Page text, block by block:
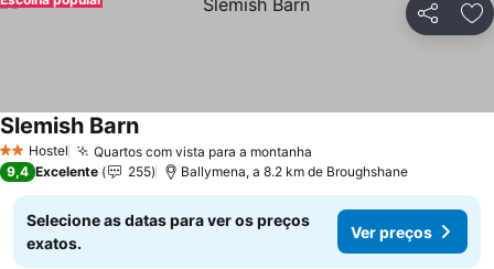
Partilhar
2 Estrelas
Hostel Quartos com vista para a montanha
Slemish BarnVer preços
9,4 Excelente 255 Ballymena, a 8.2 km de Broughshane
Selecione as datas para ver os preços
exatos.
Ver preços